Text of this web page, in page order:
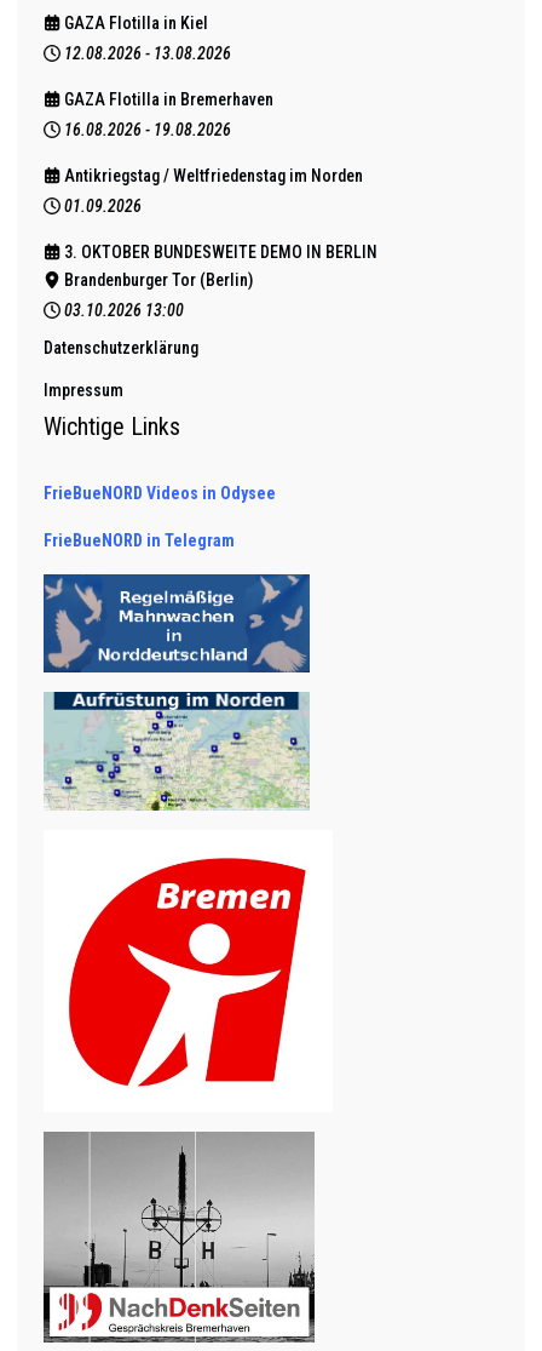
GAZA Flotilla in Kiel
12.08.2026 - 13.08.2026
GAZA Flotilla in Bremerhaven
16.08.2026 - 19.08.2026
Antikriegstag / Weltfriedenstag im Norden
01.09.2026
3. OKTOBER BUNDESWEITE DEMO IN BERLIN
Brandenburger Tor (Berlin)
03.10.2026 13:00
Datenschutzerklärung
Impressum
Wichtige Links
FrieBueNORD Videos in Odysee
FrieBueNORD in Telegram